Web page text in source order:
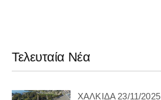
Τελευταία Νέα
ΧΑΛΚΙΔΑ 23/11/2025